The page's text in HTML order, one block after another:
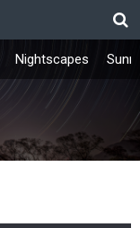
Nightscapes